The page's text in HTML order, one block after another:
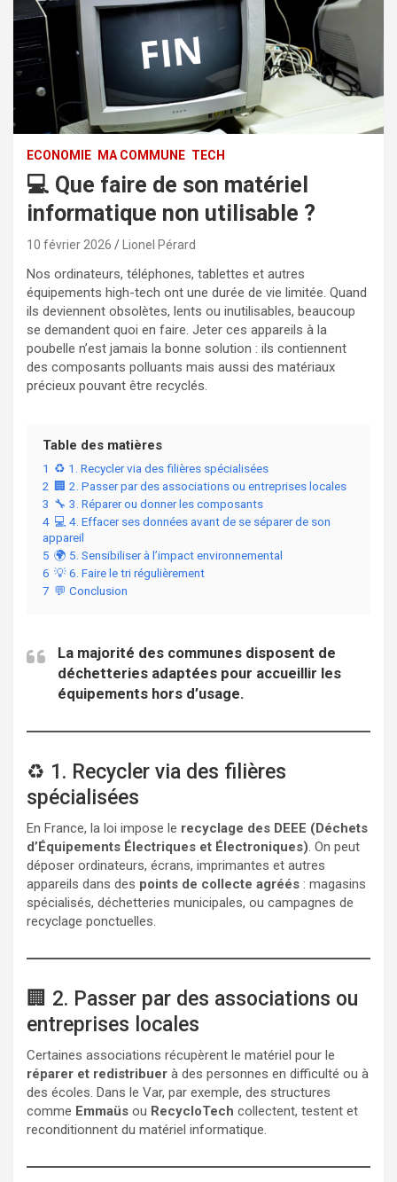
ECONOMIE MA COMMUNE TECH
💻 Que faire de son matériel
informatique non utilisable ?
10 février 2026 Lionel Pérard
Nos ordinateurs, téléphones, tablettes et autres
équipements high-tech ont une durée de vie limitée. Quand
ils deviennent obsolètes, lents ou inutilisables, beaucoup
se demandent quoi en faire. Jeter ces appareils à la
poubelle n’est jamais la bonne solution : ils contiennent
des composants polluants mais aussi des matériaux
précieux pouvant être recyclés.
Table des matières
1 ♻️ 1. Recycler via des filières spécialisées
2 🏢 2. Passer par des associations ou entreprises locales
3 🔧 3. Réparer ou donner les composants
4 💻 4. Effacer ses données avant de se séparer de son
appareil
5 🌍 5. Sensibiliser à l’impact environnemental
6 💡 6. Faire le tri régulièrement
7 💬 Conclusion
La majorité des communes disposent de
déchetteries adaptées pour accueillir les
équipements hors d’usage.
♻️ 1. Recycler via des filières
spécialisées
En France, la loi impose le recyclage des DEEE (Déchets
d’Équipements Électriques et Électroniques). On peut
déposer ordinateurs, écrans, imprimantes et autres
appareils dans des points de collecte agréés : magasins
spécialisés, déchetteries municipales, ou campagnes de
recyclage ponctuelles.
🏢 2. Passer par des associations ou
entreprises locales
Certaines associations récupèrent le matériel pour le
réparer et redistribuer à des personnes en difficulté ou à
des écoles. Dans le Var, par exemple, des structures
comme Emmaüs ou RecycloTech collectent, testent et
reconditionnent du matériel informatique.